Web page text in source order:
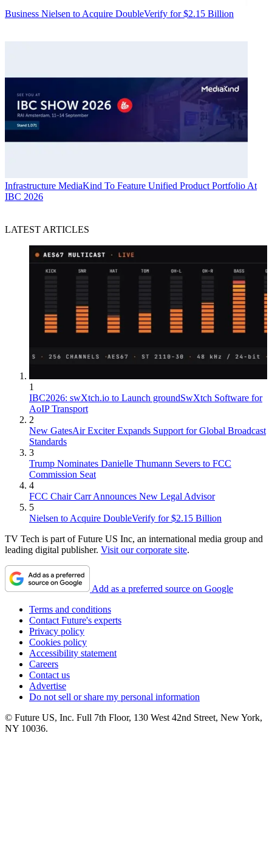
Business Nielsen to Acquire DoubleVerify for $2.15 Billion
Infrastructure MediaKind To Feature Unified Product Portfolio At
IBC 2026
LATEST ARTICLES
1
IBC2026: swXtch.io to Launch groundSwXtch Software for
AoIP Transport
2
New GatesAir Exciter Expands Support for Global Broadcast
Standards
3
Trump Nominates Danielle Thumann Severs to FCC
Commission Seat
4
FCC Chair Carr Announces New Legal Advisor
5
Nielsen to Acquire DoubleVerify for $2.15 Billion
TV Tech is part of Future US Inc, an international media group and
leading digital publisher. Visit our corporate site.
Add as a preferred source on Google
Terms and conditions
Contact Future's experts
Privacy policy
Cookies policy
Accessibility statement
Careers
Contact us
Advertise
Do not sell or share my personal information
© Future US, Inc. Full 7th Floor, 130 West 42nd Street, New York,
NY 10036.